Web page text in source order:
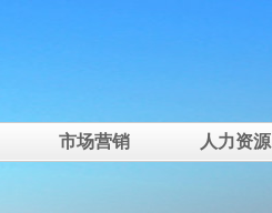
市场营销 人力资源